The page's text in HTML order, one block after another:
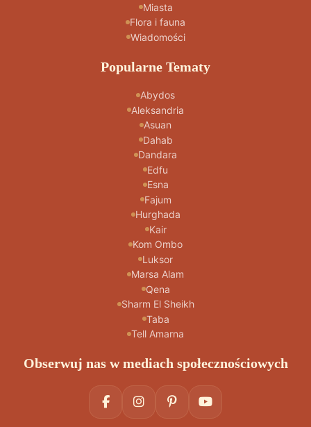
Miasta
Flora i fauna
Wiadomości
Popularne Tematy
Abydos
Aleksandria
Asuan
Dahab
Dandara
Edfu
Esna
Fajum
Hurghada
Kair
Kom Ombo
Luksor
Marsa Alam
Qena
Sharm El Sheikh
Taba
Tell Amarna
Obserwuj nas w mediach społecznościowych